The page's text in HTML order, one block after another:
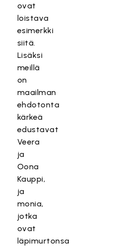
ovat
loistava
esimerkki
siitä.
Lisäksi
meillä
on
maailman
ehdotonta
kärkeä
edustavat
Veera
ja
Oona
Kauppi,
ja
monia,
jotka
ovat
läpimurtonsa